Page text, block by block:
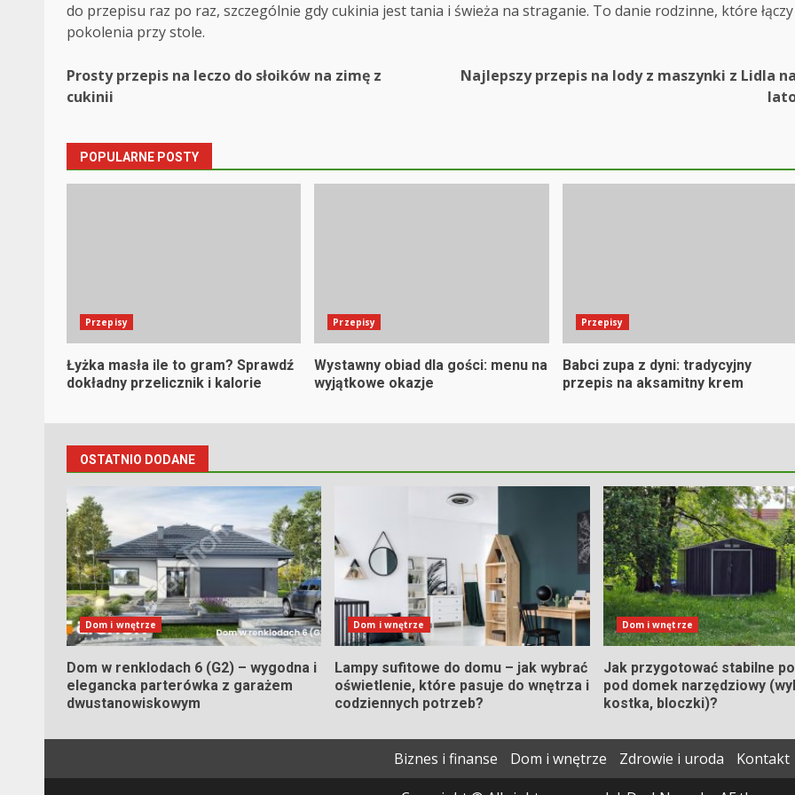
do przepisu raz po raz, szczególnie gdy cukinia jest tania i świeża na straganie. To danie rodzinne, które łączy
pokolenia przy stole.
Post
Prosty przepis na leczo do słoików na zimę z
cukinii
Najlepszy przepis na lody z maszynki z Lidla
POPULARNE POSTY
Przepisy
Łyżka masła ile to gram? Sprawdź
dokładny przelicznik i kalorie
Przepisy
Wystawny obiad dla gości: menu na
wyjątkowe okazje
Przepisy
Babci zupa z dyni: tradycyjny
przepis na aksamitny krem
OSTATNIO DODANE
Dom i wnętrze
Dom w renklodach 6 (G2) – wygodna i
elegancka parterówka z garażem
dwustanowiskowym
Dom i wnętrze
Lampy sufitowe do domu – jak wybrać
oświetlenie, które pasuje do wnętrza i
codziennych potrzeb?
Dom i wnętrze
Jak przygotować stabilne
pod domek narzędziowy
kostka, bloczki)?
Biznes i finanse Dom i wnętrze Zdrowie i uroda
Kontakt